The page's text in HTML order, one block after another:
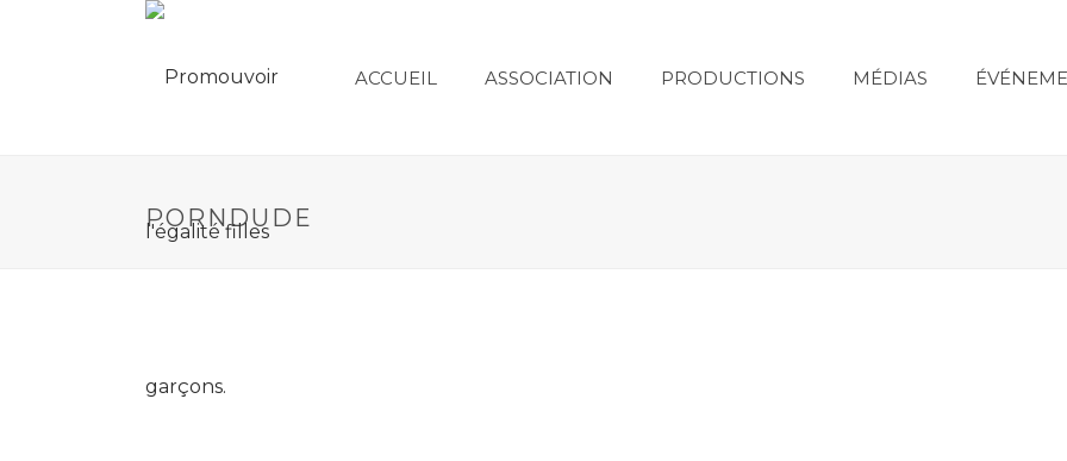
ACCUEIL ASSOCIATION PRODUCTIONS MÉDIAS
PORNDUDE